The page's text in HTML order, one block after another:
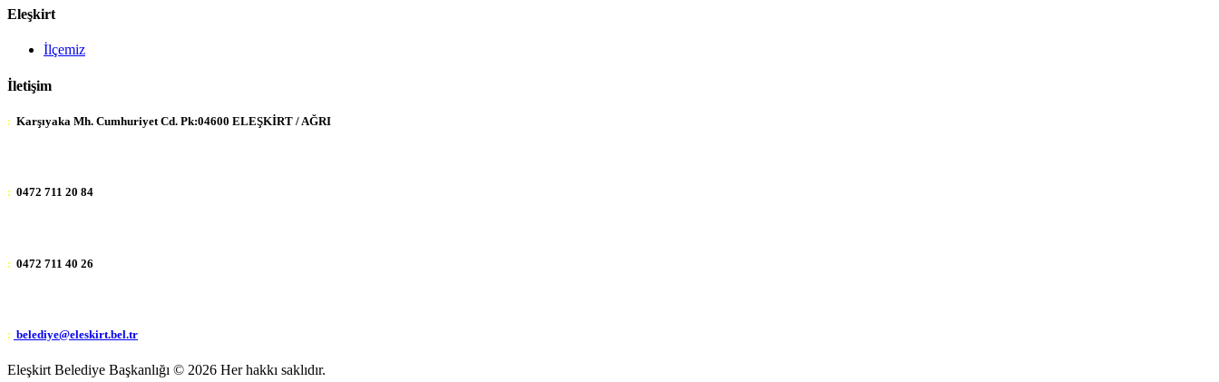
Eleşkirt
İlçemiz
İletişim
: Karşıyaka Mh. Cumhuriyet Cd. Pk:04600 ELEŞKİRT / AĞRI
: 0472 711 20 84
: 0472 711 40 26
: belediye@eleskirt.bel.tr
Eleşkirt Belediye Başkanlığı © 2026 Her hakkı saklıdır.